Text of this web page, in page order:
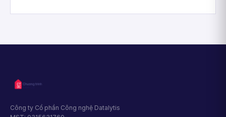
Công ty Cổ phần Công nghệ Datalytis